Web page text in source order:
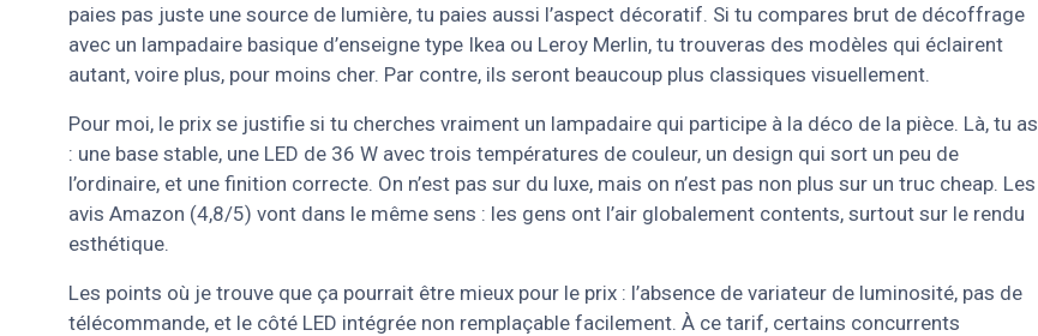
paies pas juste une source de lumière, tu paies aussi l’aspect décoratif. Si tu compares brut de décoffrage
avec un lampadaire basique d’enseigne type Ikea ou Leroy Merlin, tu trouveras des modèles qui éclairent
autant, voire plus, pour moins cher. Par contre, ils seront beaucoup plus classiques visuellement.
Pour moi, le prix se justifie si tu cherches vraiment un lampadaire qui participe à la déco de la pièce. Là, tu as
: une base stable, une LED de 36 W avec trois températures de couleur, un design qui sort un peu de
l’ordinaire, et une finition correcte. On n’est pas sur du luxe, mais on n’est pas non plus sur un truc cheap. Les
avis Amazon (4,8/5) vont dans le même sens : les gens ont l’air globalement contents, surtout sur le rendu
esthétique.
Les points où je trouve que ça pourrait être mieux pour le prix : l’absence de variateur de luminosité, pas de
télécommande, et le côté LED intégrée non remplaçable facilement. À ce tarif, certains concurrents